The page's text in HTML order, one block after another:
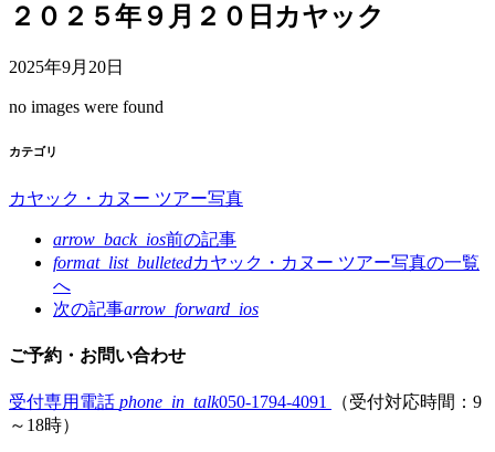
２０２５年９月２０日カヤック
2025年9月20日
no images were found
カテゴリ
カヤック・カヌー ツアー写真
arrow_back_ios前の記事
format_list_bulletedカヤック・カヌー ツアー写真の一覧
へ
次の記事arrow_forward_ios
ご予約・お問い合わせ
受付専用電話 phone_in_talk050-1794-4091
（受付対応時間：9
～18時）